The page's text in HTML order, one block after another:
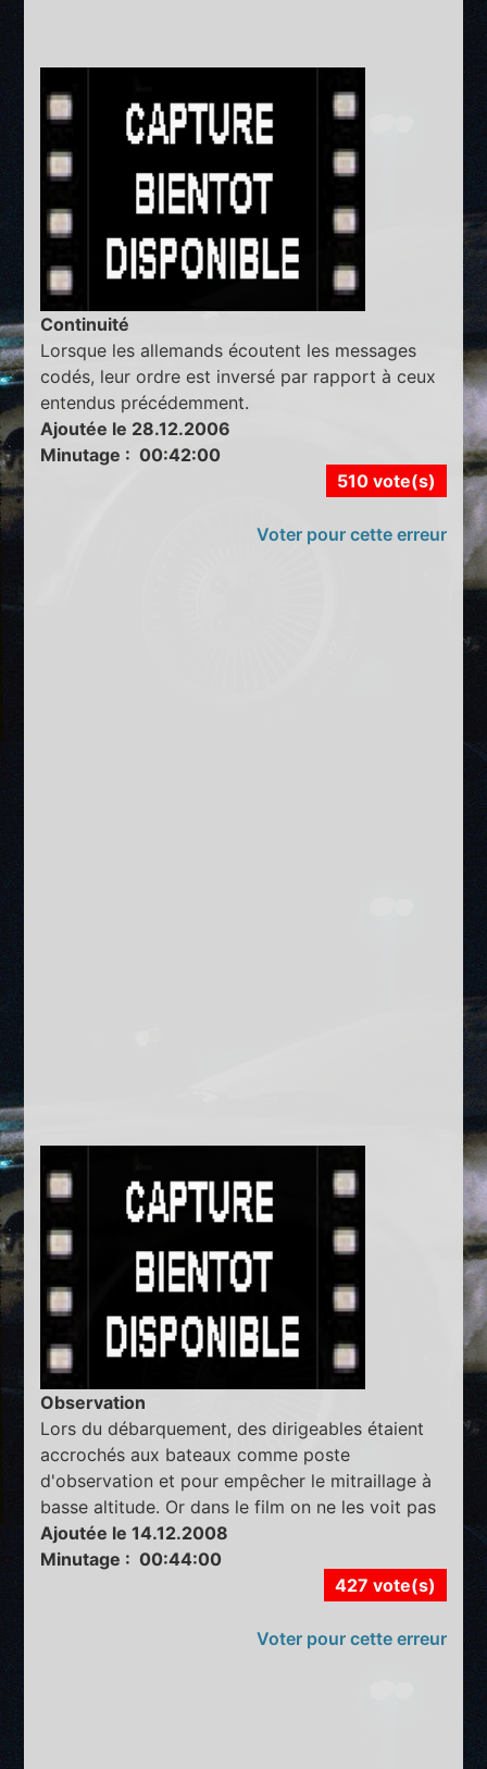
Continuité
Lorsque les allemands écoutent les messages
codés, leur ordre est inversé par rapport à ceux
entendus précédemment.
Ajoutée le 28.12.2006
Minutage : 00:42:00
510 vote(s)
Voter pour cette erreur
Observation
Lors du débarquement, des dirigeables étaient
accrochés aux bateaux comme poste
d'observation et pour empêcher le mitraillage à
basse altitude. Or dans le film on ne les voit pas
Ajoutée le 14.12.2008
Minutage : 00:44:00
427 vote(s)
Voter pour cette erreur